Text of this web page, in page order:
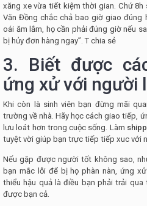
xăng xe vừa tiết kiệm thời gian. Chứ 8h
Văn Đồng chắc chả bao giờ giao đúng
oái ăm lắm, họ cần phải đúng giờ nếu
bị hủy đơn hàng ngay”. T chia sẻ
3. Biết được
ứng xử với người
Khi còn là sinh viên bạn đừng mãi
trường về nhà. Hãy học cách giao tiếp,
lưu loát hơn trong cuộc sống. Làm
tuyệt vời giúp bạn trực tiếp tiếp xuc với
Nếu gặp được người tốt không sao,
bạn mắc lỗi để bị họ phàn nàn, ứng
thiểu hậu quả là điều bạn phải trải
được bạn cả.